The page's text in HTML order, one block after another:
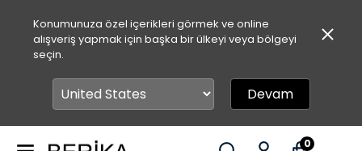
Konumunuza özel içerikleri görmek ve online
alışveriş yapmak için başka bir ülkeyi veya bölgeyi
seçin.
Devam
0